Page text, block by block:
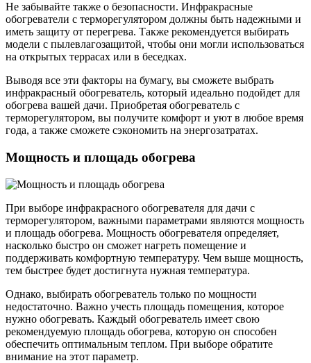
Не забывайте также о безопасности. Инфракрасные
обогреватели с терморегулятором должны быть надежными и
иметь защиту от перегрева. Также рекомендуется выбирать
модели с пылевлагозащитой, чтобы они могли использоваться
на открытых террасах или в беседках.
Выводя все эти факторы на бумагу, вы сможете выбрать
инфракрасный обогреватель, который идеально подойдет для
обогрева вашей дачи. Приобретая обогреватель с
терморегулятором, вы получите комфорт и уют в любое время
года, а также сможете сэкономить на энергозатратах.
Мощность и площадь обогрева
При выборе инфракрасного обогревателя для дачи с
терморегулятором, важными параметрами являются мощность
и площадь обогрева. Мощность обогревателя определяет,
насколько быстро он сможет нагреть помещение и
поддерживать комфортную температуру. Чем выше мощность,
тем быстрее будет достигнута нужная температура.
Однако, выбирать обогреватель только по мощности
недостаточно. Важно учесть площадь помещения, которое
нужно обогревать. Каждый обогреватель имеет свою
рекомендуемую площадь обогрева, которую он способен
обеспечить оптимальным теплом. При выборе обратите
внимание на этот параметр.